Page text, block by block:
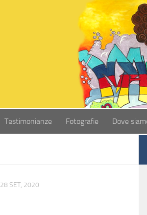
Testimonianze Fotografie Dove
28 SET, 2020